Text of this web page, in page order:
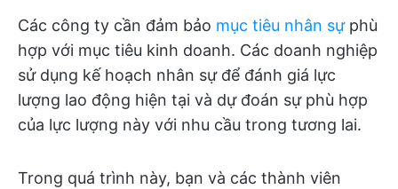
Các công ty cần đảm bảo mục tiêu nhân sựphù
hợp với mục tiêu kinh doanh. Các doanh nghiệp
sử dụng kế hoạch nhân sự để đánh giá lực
lượng lao động hiện tại và dự đoán sự phù hợp
của lực lượng này với nhu cầu trong tương lai.
Trong quá trình này, bạn và các thành viên